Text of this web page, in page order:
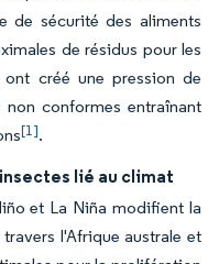
de sécurité des aliments
de résidus pour les
créé une pression de
conformes entraînant
[1].
lié au climat
et La Niña modifient la
l'Afrique australe et